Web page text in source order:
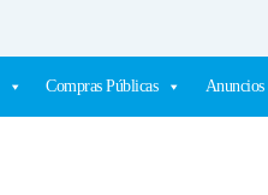
Compras Públicas Anuncios